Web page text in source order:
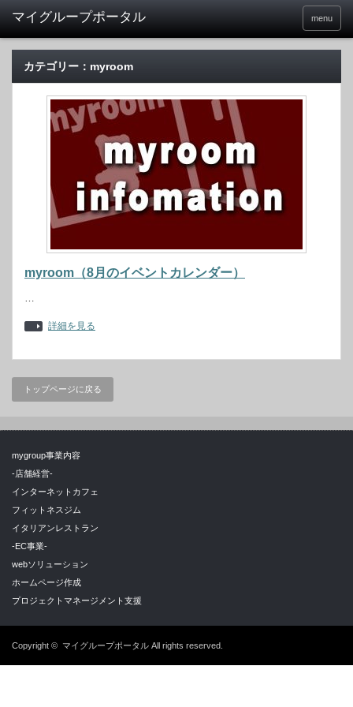
menu
カテゴリー：myroom
myroom（8月のイベントカレンダー）
…
詳細を見る
トップページに戻る
mygroup事業内容
-店舗経営-
インターネットカフェ
フィットネスジム
イタリアンレストラン
-EC事業-
webソリューション
ホームページ作成
プロジェクトマネージメント支援
Copyright © マイグループポータル All rights reserved.